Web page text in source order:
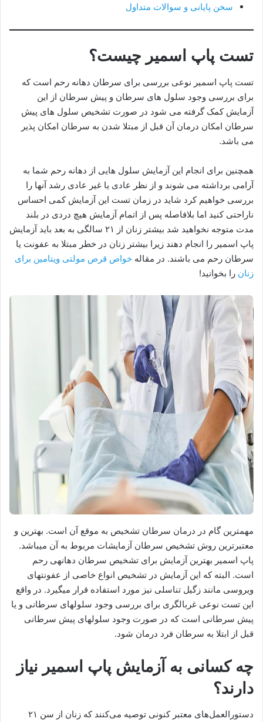
سخن پایانی و سوالات متداول
تست پاپ اسمیر چیست؟
تست پاپ اسمیر نوعی بررسی برای سرطان دهانه رحم است که
برای بررسی وجود سلول های سرطان و پیش سرطان از این
آزمایش کمک گرفته می شود در صورت تشخیص سلول های پیش
سرطان امکان درمان آن قبل از مبتلا شدن به سرطان امکان پذیر
می باشد.
همچنین برای انجام این آزمایش سلول هایی از دهانه رحم شما به
آرامی برداشته می شوند و از نظر عادی یا غیر عادی رشد آنها را
بررسی خواهیم کرد شاید در زمان تست این آزمایش کمی احساس
ناراحتی کنید اما بلافاصله پس از اتمام آزمایش هیچ دردی در بلند
مدت متوجه نخواهید شد بیشتر زنان از ۲۱ سالگی به بعد باید آزمایش
پاپ اسمیر را انجام دهند زیرا بیشتر زنان در خطر مبتلا به عفونت یا
سرطان رحم می باشند. در مقاله خواص قرص مولتی ویتامین برای
زنان را بخوانید!
مهمترین گام در درمان سرطان تشخیص به موقع آن است. بهترین و
معتبرترین روش تشخیص سرطان آزمایشات مربوط به آن می‎باشد.
پاپ اسمیر بهترین آزمایش برای تشخیص سرطان دهانه‎ی رحم
است. البته که این آزمایش در تشخیص انواع خاصی از عفونت‎های
ویروسی مانند زگیل تناسلی نیز مورد استفاده قرار می‎گیرد. در واقع
این تست نوعی غربالگری برای بررسی وجود سلول‎های سرطانی و یا
پیش سرطانی است که در صورت وجود سلول‎های پیش سرطانی
قبل از ابتلا به سرطان فرد درمان شود.
چه کسانی به آزمایش پاپ اسمیر نیاز
دارند؟
دستورالعمل‌های معتبر کنونی توصیه می‌کنند که زنان از سن ۲۱